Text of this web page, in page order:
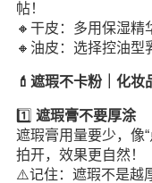
帖！
🔸干皮：多用保湿精
🔸油皮：选择控油型
💄遮瑕不卡粉｜化妆
1️⃣ 遮瑕膏不要厚涂
遮瑕膏用量要少，像
拍开，效果更自然！
⚠️记住：遮瑕不是越